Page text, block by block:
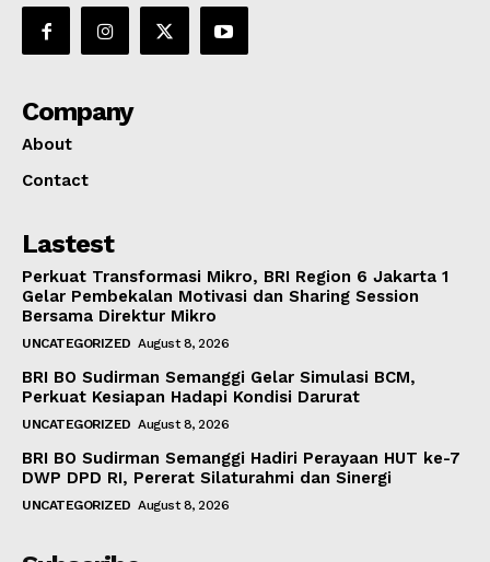
Company
About
Contact
Lastest
Perkuat Transformasi Mikro, BRI Region 6 Jakarta 1
Gelar Pembekalan Motivasi dan Sharing Session
Bersama Direktur Mikro
UNCATEGORIZED August 8, 2026
BRI BO Sudirman Semanggi Gelar Simulasi BCM,
Perkuat Kesiapan Hadapi Kondisi Darurat
UNCATEGORIZED August 8, 2026
BRI BO Sudirman Semanggi Hadiri Perayaan HUT ke-7
DWP DPD RI, Pererat Silaturahmi dan Sinergi
UNCATEGORIZED August 8, 2026